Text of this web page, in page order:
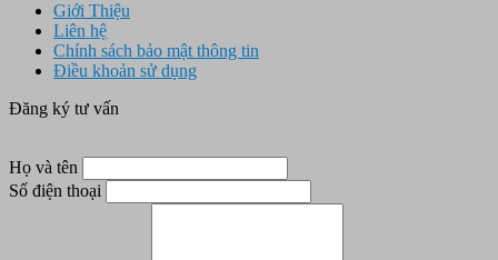
Giới Thiệu
Liên hệ
Chính sách bảo mật thông tin
Điều khoản sử dụng
Đăng ký tư vấn
Họ và tên
Số điện thoại